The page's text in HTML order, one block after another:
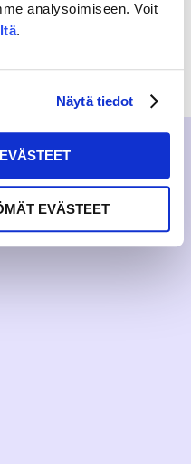
analysoimiseen. Voit
.
Näytä tiedot
EVÄSTEET
MEOM